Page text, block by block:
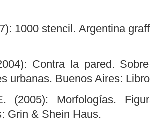
1000 stencil. Argentina
Contra la pared.
urbanas. Buenos Aires:
(2005): Morfologías.
Grin & Shein Haus.